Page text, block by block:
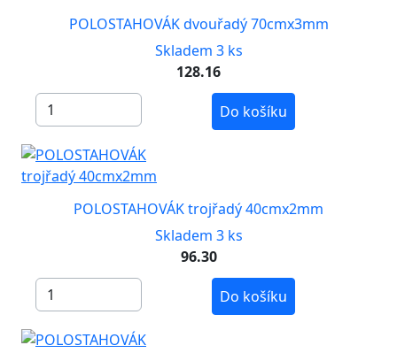
POLOSTAHOVÁK dvouřadý 70cmx3mm
Skladem 3 ks
128.16
Do košíku
POLOSTAHOVÁK trojřadý 40cmx2mm
Skladem 3 ks
96.30
Do košíku